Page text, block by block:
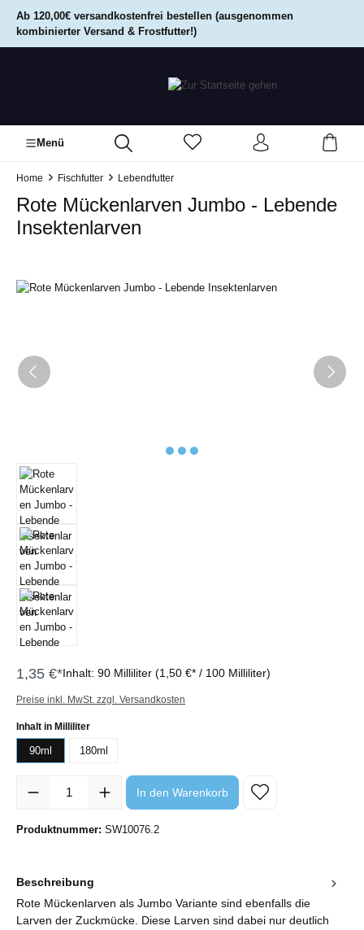
springen
Ab 120,00€ versandkostenfrei bestellen (ausgenommen
kombinierter Versand & Frostfutter!)
Menü
Home Fischfutter Lebendfutter
Rote Mückenlarven Jumbo - Lebende
Insektenlarven
Bildergalerie überspringen
1,35 €*Inhalt: 90 Milliliter (1,50 €* / 100 Milliliter)
Preise inkl. MwSt. zzgl. Versandkosten
Inhalt in Milliliterauswählen
90ml 180ml
Produkt Anzahl: Gib den gewünschten Wert ein oder benutze die
In den Warenkorb
Produktnummer: SW10076.2
Beschreibung
Rote Mückenlarven als Jumbo Variante sind ebenfalls die
Larven der Zuckmücke. Diese Larven sind dabei nur deutlich